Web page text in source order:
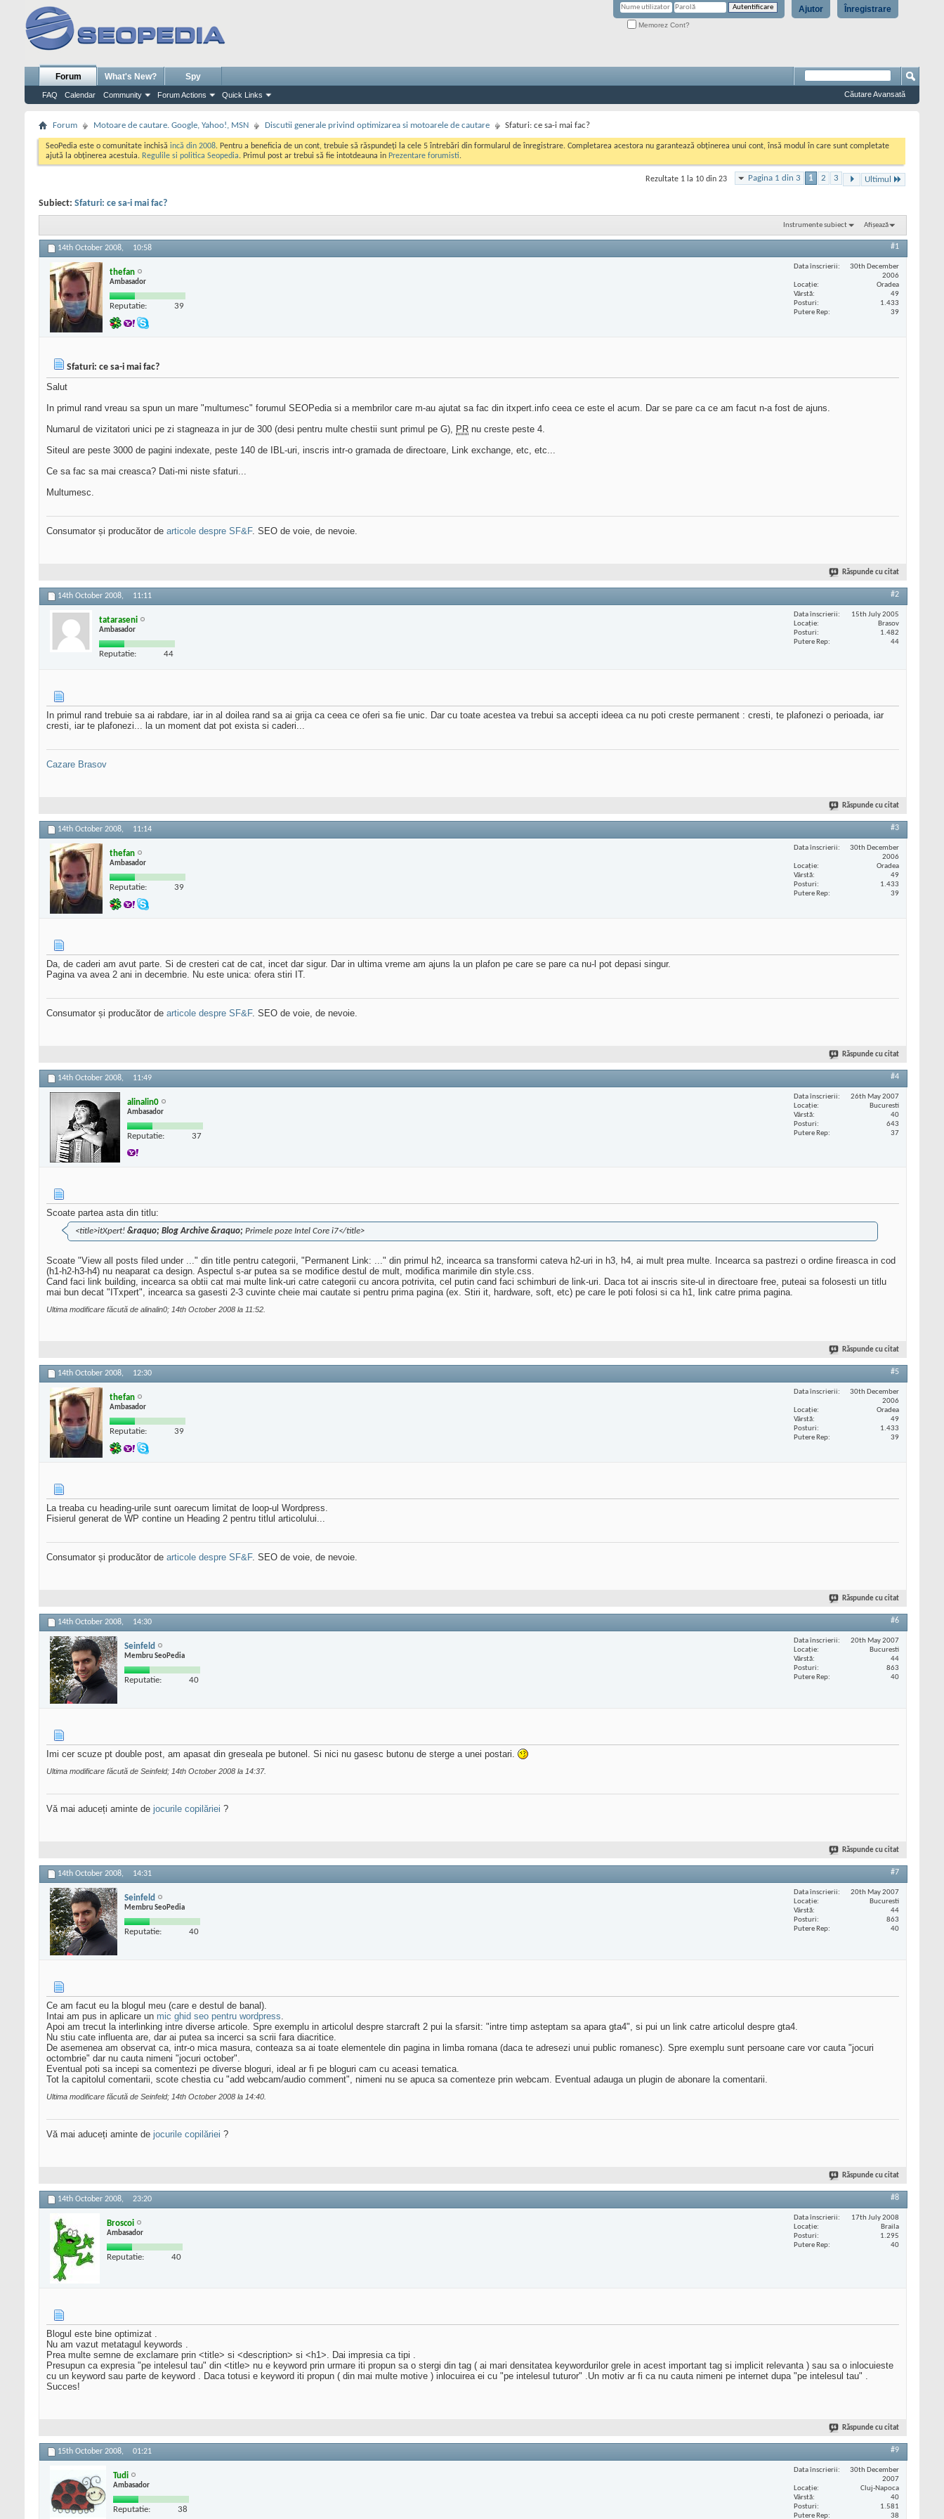
Înregistrare
Ajutor
Memorez Cont?
Forum
FAQ Calendar Community Forum Actions Quick Links
What's New? Spy
Căutare Avansată
Forum Motoare de cautare. Google, Yahoo!, MSN Discutii generale privind optimizarea si motoarele de cautare Sfaturi: ce sa-i mai fac?
SeoPedia este o comunitate inchisă incă din 2008. Pentru a beneficia de un cont, trebuie să răspundeți la cele 5 întrebări din formularul de înregistrare. Completarea acestora nu garantează obținerea unui cont, însă modul în care sunt completate
ajută la obținerea acestuia. Regulile si politica Seopedia. Primul post ar trebui să fie intotdeauna in Prezentare forumisti.
Pagina 1 din 3 1 2 3 Ultimul
Rezultate 1 la 10 din 23
Subiect: Sfaturi: ce sa-i mai fac?
Instrumente subiect Afișează
14th October 2008, 10:58 #1
thefan
Ambasador
Reputatie: 39
Data înscrierii
30th December
2006
Locaţie
Oradea
Vârstă
49
Posturi
1.433
Putere Rep
39
Sfaturi: ce sa-i mai fac?
Salut
In primul rand vreau sa spun un mare "multumesc" forumul SEOPedia si a membrilor care m-au ajutat sa fac din itxpert.info ceea ce este el acum. Dar se pare ca ce am facut n-a fost de ajuns.
Numarul de vizitatori unici pe zi stagneaza in jur de 300 (desi pentru multe chestii sunt primul pe G), PR nu creste peste 4.
Siteul are peste 3000 de pagini indexate, peste 140 de IBL-uri, inscris intr-o gramada de directoare, Link exchange, etc, etc...
Ce sa fac sa mai creasca? Dati-mi niste sfaturi...
Multumesc.
Consumator și producător de articole despre SF&F. SEO de voie, de nevoie.
Răspunde cu citat
14th October 2008, 11:11 #2
tataraseni
Ambasador
Reputatie: 44
Data înscrierii
15th July 2005
Locaţie
Brasov
Posturi
1.482
Putere Rep
44
In primul rand trebuie sa ai rabdare, iar in al doilea rand sa ai grija ca ceea ce oferi sa fie unic. Dar cu toate acestea va trebui sa accepti ideea ca nu poti creste permanent : cresti, te plafonezi o perioada, iar
cresti, iar te plafonezi... la un moment dat pot exista si caderi...
Cazare Brasov
Răspunde cu citat
14th October 2008, 11:14 #3
thefan
Ambasador
Reputatie: 39
Data înscrierii
30th December
2006
Locaţie
Oradea
Vârstă
49
Posturi
1.433
Putere Rep
39
Da, de caderi am avut parte. Si de cresteri cat de cat, incet dar sigur. Dar in ultima vreme am ajuns la un plafon pe care se pare ca nu-l pot depasi singur.
Pagina va avea 2 ani in decembrie. Nu este unica: ofera stiri IT.
Consumator și producător de articole despre SF&F. SEO de voie, de nevoie.
Răspunde cu citat
14th October 2008, 11:49 #4
alinalin0
Ambasador
Reputatie: 37
Data înscrierii
26th May 2007
Locaţie
Bucuresti
Vârstă
40
Posturi
643
Putere Rep
37
Scoate partea asta din titlu:
<title>itXpert! &raquo; Blog Archive &raquo; Primele poze Intel Core i7</title>
Scoate "View all posts filed under ..." din title pentru categorii, "Permanent Link: ..." din primul h2, incearca sa transformi cateva h2-uri in h3, h4, ai mult prea multe. Incearca sa pastrezi o ordine fireasca in cod
(h1-h2-h3-h4) nu neaparat ca design. Aspectul s-ar putea sa se modifice destul de mult, modifica marimile din style.css.
Cand faci link building, incearca sa obtii cat mai multe link-uri catre categorii cu ancora potrivita, cel putin cand faci schimburi de link-uri. Daca tot ai inscris site-ul in directoare free, puteai sa folosesti un titlu
mai bun decat "ITxpert", incearca sa gasesti 2-3 cuvinte cheie mai cautate si pentru prima pagina (ex. Stiri it, hardware, soft, etc) pe care le poti folosi si ca h1, link catre prima pagina.
Ultima modificare făcută de alinalin0; 14th October 2008 la 11:52
Răspunde cu citat
14th October 2008, 12:30 #5
thefan
Ambasador
Reputatie: 39
Data înscrierii
30th December
2006
Locaţie
Oradea
Vârstă
49
Posturi
1.433
Putere Rep
39
La treaba cu heading-urile sunt oarecum limitat de loop-ul Wordpress.
Fisierul generat de WP contine un Heading 2 pentru titlul articolului...
Consumator și producător de articole despre SF&F. SEO de voie, de nevoie.
Răspunde cu citat
14th October 2008, 14:30 #6
Seinfeld
Membru SeoPedia
Reputatie: 40
Data înscrierii
20th May 2007
Locaţie
Bucuresti
Vârstă
44
Posturi
863
Putere Rep
40
Imi cer scuze pt double post, am apasat din greseala pe butonel. Si nici nu gasesc butonu de sterge a unei postari.
Ultima modificare făcută de Seinfeld; 14th October 2008 la 14:37.
Vă mai aduceți aminte de jocurile copilăriei ?
Răspunde cu citat
14th October 2008, 14:31 #7
Seinfeld
Membru SeoPedia
Reputatie: 40
Data înscrierii
20th May 2007
Locaţie
Bucuresti
Vârstă
44
Posturi
863
Putere Rep
40
Ce am facut eu la blogul meu (care e destul de banal).
Intai am pus in aplicare un mic ghid seo pentru wordpress.
Apoi am trecut la interlinking intre diverse articole. Spre exemplu in articolul despre starcraft 2 pui la sfarsit: "intre timp asteptam sa apara gta4", si pui un link catre articolul despre gta4.
Nu stiu cate influenta are, dar ai putea sa incerci sa scrii fara diacritice.
De asemenea am observat ca, intr-o mica masura, conteaza sa ai toate elementele din pagina in limba romana (daca te adresezi unui public romanesc). Spre exemplu sunt persoane care vor cauta "jocuri
octombrie" dar nu cauta nimeni "jocuri october".
Eventual poti sa incepi sa comentezi pe diverse bloguri, ideal ar fi pe bloguri cam cu aceasi tematica.
Tot la capitolul comentarii, scote chestia cu "add webcam/audio comment", nimeni nu se apuca sa comenteze prin webcam. Eventual adauga un plugin de abonare la comentarii.
Ultima modificare făcută de Seinfeld; 14th October 2008 la 14:40
Vă mai aduceți aminte de jocurile copilăriei ?
Răspunde cu citat
14th October 2008, 23:20 #8
Broscoi
Ambasador
Reputatie: 40
Data înscrierii
17th July 2008
Locaţie
Braila
Posturi
1.295
Putere Rep
40
Blogul este bine optimizat .
Nu am vazut metatagul keywords .
Prea multe semne de exclamare prin <title> si <description> si <h1>. Dai impresia ca tipi .
Presupun ca expresia "pe intelesul tau" din <title> nu e keyword prin urmare iti propun sa o stergi din tag ( ai mari densitatea keywordurilor grele in acest important tag si implicit relevanta ) sau sa o inlocuieste
cu un keyword sau parte de keyword . Daca totusi e keyword iti propun ( din mai multe motive ) inlocuirea ei cu "pe intelesul tuturor" .Un motiv ar fi ca nu cauta nimeni pe internet dupa "pe intelesul tau" .
Succes!
Răspunde cu citat
15th October 2008, 01:21 #9
Tudi
Ambasador
Reputatie: 38
Data înscrierii
30th December
2007
Locaţie
Cluj-Napoca
Vârstă
40
Posturi
1.581
Putere Rep
38